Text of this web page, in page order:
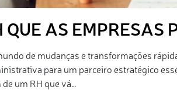
QUE AS EMPRESAS
de mudanças e transformações
para um parceiro estratégico
um RH que vá…